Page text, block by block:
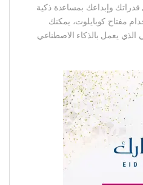
وإبداعك بمساعدة ذكية
مفتاح كوبايلوت، يمكنك
الذي يعمل بالذكاء الاصطناعي